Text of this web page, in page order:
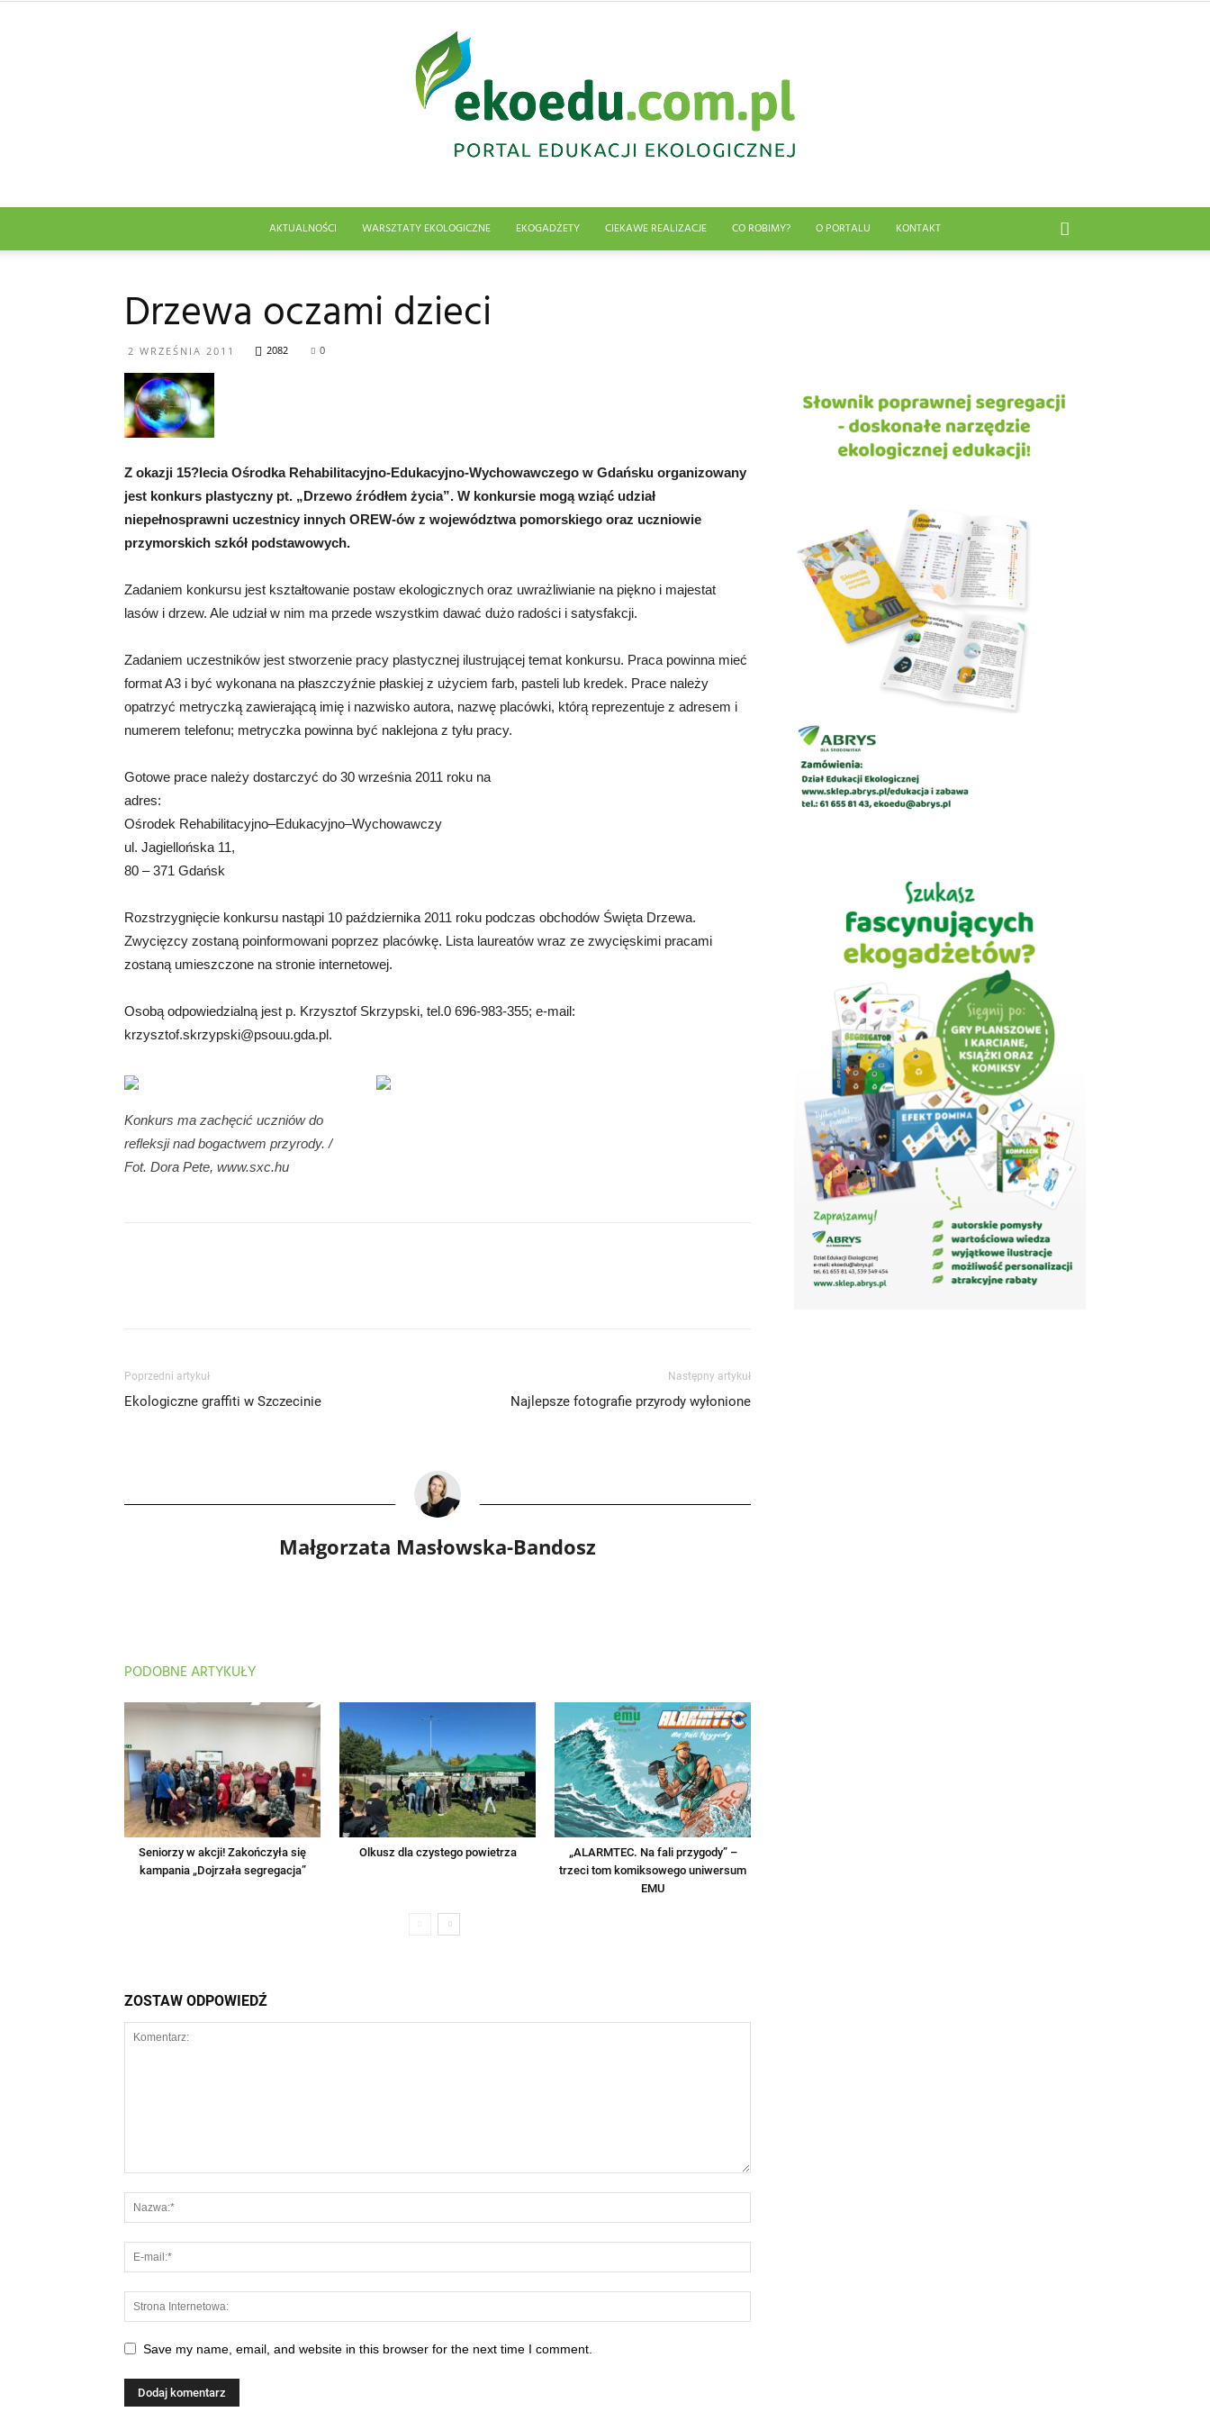
Abrys
AKTUALNOŚCI WARSZTATY EKOLOGICZNE EKOGADŻETY CIEKAWE REALIZACJE CO ROBIMY? O PORTALU KONTAKT
Drzewa oczami dzieci
2 WRZEŚNIA 2011 2082 0
Z okazji 15?lecia Ośrodka Rehabilitacyjno-Edukacyjno-Wychowawczego w Gdańsku organizowany
jest konkurs plastyczny pt. „Drzewo źródłem życia”. W konkursie mogą wziąć udział
niepełnosprawni uczestnicy innych OREW-ów z województwa pomorskiego oraz uczniowie
przymorskich szkół podstawowych.
Zadaniem konkursu jest kształtowanie postaw ekologicznych oraz uwrażliwianie na piękno i majestat
lasów i drzew. Ale udział w nim ma przede wszystkim dawać dużo radości i satysfakcji.
Zadaniem uczestników jest stworzenie pracy plastycznej ilustrującej temat konkursu. Praca powinna mieć
format A3 i być wykonana na płaszczyźnie płaskiej z użyciem farb, pasteli lub kredek. Prace należy
opatrzyć metryczką zawierającą imię i nazwisko autora, nazwę placówki, którą reprezentuje z adresem i
numerem telefonu; metryczka powinna być naklejona z tyłu pracy.
Gotowe prace należy dostarczyć do 30 września 2011 roku na
adres:
Ośrodek Rehabilitacyjno–Edukacyjno–Wychowawczy
ul. Jagiellońska 11,
80 – 371 Gdańsk
Rozstrzygnięcie konkursu nastąpi 10 października 2011 roku podczas obchodów Święta Drzewa.
Zwycięzcy zostaną poinformowani poprzez placówkę. Lista laureatów wraz ze zwycięskimi pracami
zostaną umieszczone na stronie internetowej.
Osobą odpowiedzialną jest p. Krzysztof Skrzypski, tel.0 696-983-355; e-mail:
krzysztof.skrzypski@psouu.gda.pl.
Konkurs ma zachęcić uczniów do
refleksji nad bogactwem przyrody. /
Fot. Dora Pete, www.sxc.hu
Poprzedni artykuł
Ekologiczne graffiti w Szczecinie
Następny artykuł
Najlepsze fotografie przyrody wyłonione
Małgorzata Masłowska-Bandosz
PODOBNE ARTYKUŁY
Seniorzy w akcji! Zakończyła się
kampania „Dojrzała segregacja”
Olkusz dla czystego powietrza
„ALARMTEC. Na fali przygody” –
trzeci tom komiksowego uniwersum
EMU
ZOSTAW ODPOWIEDŹ
Save my name, email, and website in this browser for the next time I comment.